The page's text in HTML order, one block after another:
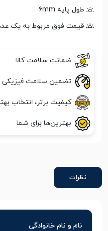
طول پایه 6mm
قیمت فوق مربوط به یک
ضمانت سلامت کالا
تضمین سلامت فیزیکی
کیفیت برتر، انتخاب
بهترین‌ها برای شما
نظرات
نام و نام خانوادگی